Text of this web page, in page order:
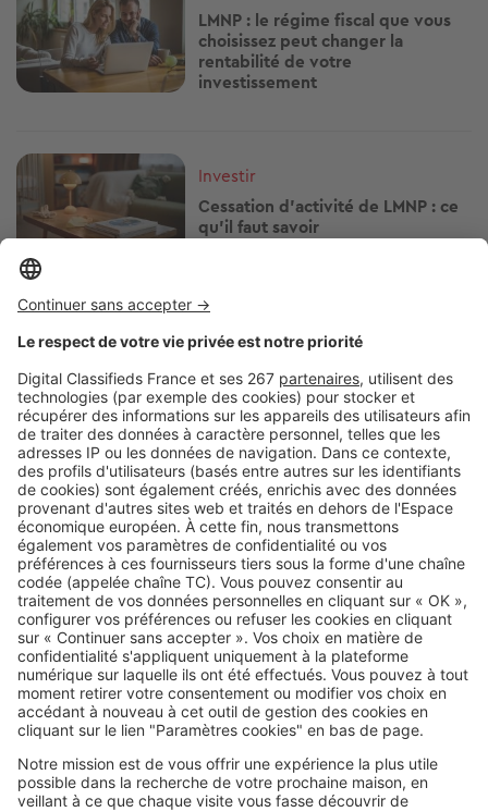
LMNP : le régime fiscal que vous
choisissez peut changer la
rentabilité de votre
investissement
Image
Investir
Cessation d’activité de LMNP : ce
qu'il faut savoir
Image
Dispositif Jeanbrun : pourquoi
vous ne pourrez pas louer à votre
enfant
Image
Investir
30 % de décote sur le prix d'achat
: pourquoi le viager attire de plus
en plus d'investisseurs
SeLoger c'est aussi